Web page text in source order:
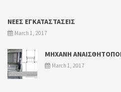
ΝΕΕΣ ΕΓΚΑΤΑΣΤΑΣΕΙΣ
March 1, 2017
ΜΗΧΑΝΗ
March 1, 2017